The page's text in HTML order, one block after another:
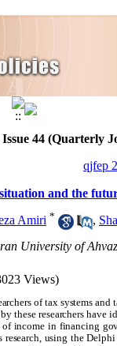
44 (Quarterly
qjfep
and the
Amiri * ,
University of Ahvaz
Views)
of tax systems
these researchers have
of income in financing
research, using the